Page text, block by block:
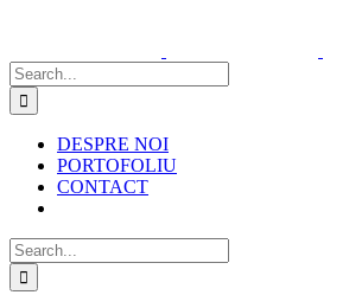
content
Search
for:
DESPRE NOI
PORTOFOLIU
CONTACT
Search
for: